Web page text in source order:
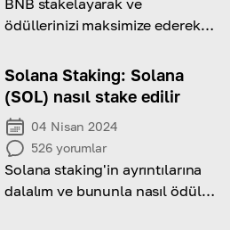
BNB stakelayarak ve
ödüllerinizi maksimize ederek
Solana Staking: Solana
(SOL) nasıl stake edilir
04 Nisan 2024
526 yorumlar
Solana staking'in ayrıntılarına
dalalım ve bununla nasıl ödül